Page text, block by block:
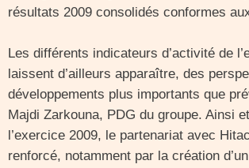
résultats 2009 consolidés conformes
Les différents indicateurs d’activité de
laissent d’ailleurs apparaître, des
développements plus importants que
Majdi Zarkouna, PDG du groupe. Ainsi
l’exercice 2009, le partenariat avec
renforcé, notamment par la création